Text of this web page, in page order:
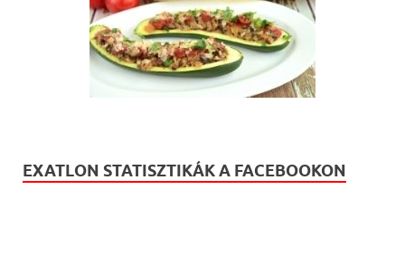
EXATLON STATISZTIKÁK A FACEBOOKON